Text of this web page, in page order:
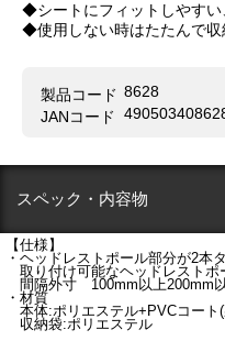
◆シートにフィットしやすい
◆使用しない時はたたんで収
製品コード 8628
JANコード
スペック・内容物
【仕様】
・ヘッドレストポール部分が2本
取り付け可能なヘッドレストポ
間隔外寸 100mm以上200mm
・材質
本体:ポリエステル+PVCコート
収納袋:ポリエステル